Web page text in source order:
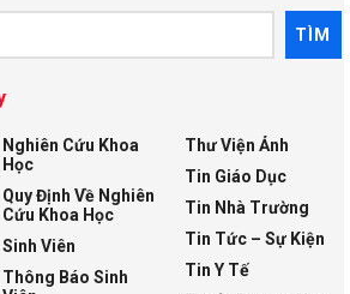
TÌM
Nghiên Cứu Khoa
Học
Quy Định Về Nghiên
Cứu Khoa Học
Sinh Viên
Thông Báo Sinh
Thư Viện Ảnh
Tin Giáo Dục
Tin Nhà Trường
Tin Tức – Sự Kiện
Tin Y Tế